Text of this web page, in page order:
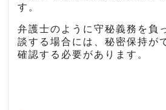
す。
弁護士のように守秘義務を負
談する場合には、秘密保持が
確認する必要があります。